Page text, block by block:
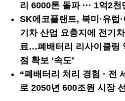
리 6000톤 돌파 ··· 1억2
SK에코플랜트, 북미·유럽
기차 산업 요충지에 전기
료…폐배터리 리사이클링
점 확보 ‘속도’
“폐배터리 처리 경험 · 전
로 2050년 600조원 시장